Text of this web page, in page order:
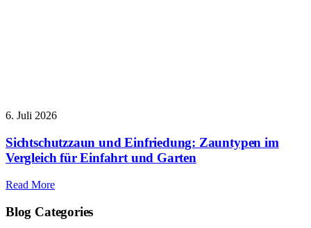
6. Juli 2026
Sichtschutzzaun und Einfriedung: Zauntypen im
Vergleich für Einfahrt und Garten
Read More
Blog Categories